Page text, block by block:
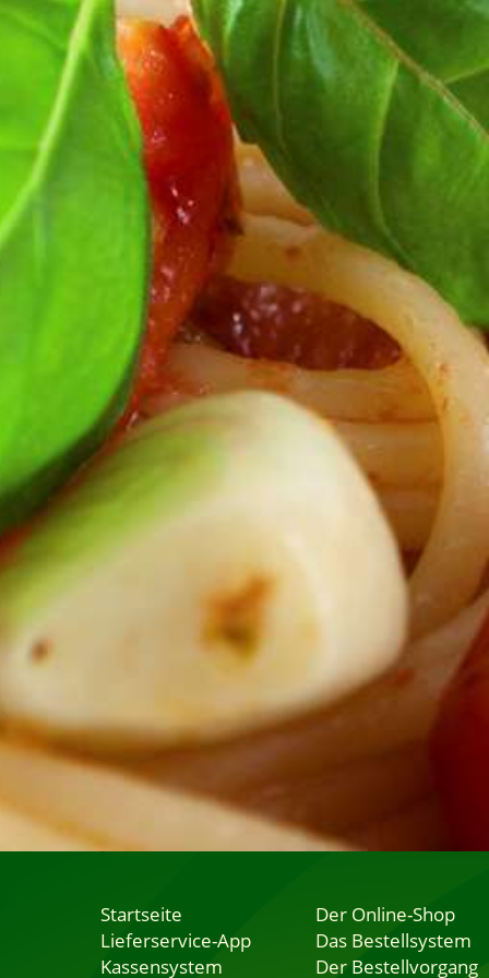
Startseite
Lieferservice-App
Kassensystem
Der Online-Shop
Das Bestellsystem
Der Bestellvorgang